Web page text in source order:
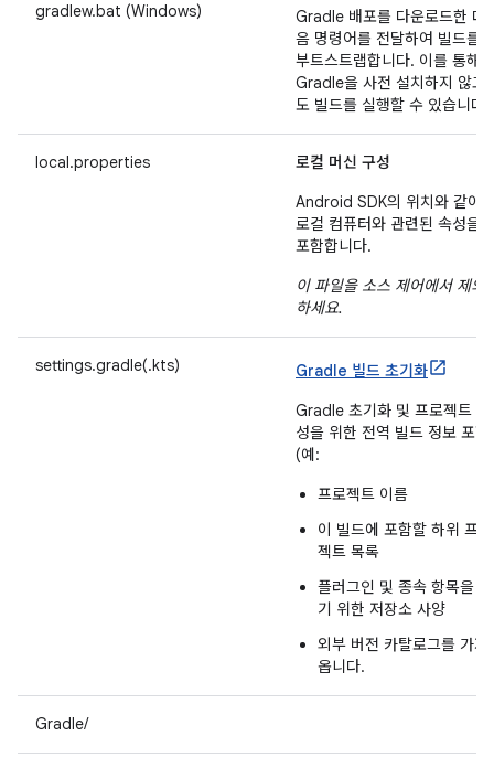
gradlew.bat (Windows)
Gradle 배포를 다운로드한 다
음 명령어를 전달하여 빌드를
부트스트랩합니다. 이를 통해
Gradle을 사전 설치하지 않고
도 빌드를 실행할 수 있습니다.
local.properties
로컬 머신 구성
Android SDK의 위치와 같이
로컬 컴퓨터와 관련된 속성을
포함합니다.
이 파일을 소스 제어에서 제외
하세요.
settings.gradle(.kts)
Gradle 빌드 초기화
Gradle 초기화 및 프로젝트 구
성을 위한 전역 빌드 정보 포함
(예:
프로젝트 이름
이 빌드에 포함할 하위 프로
젝트 목록
플러그인 및 종속 항목을 찾
기 위한 저장소 사양
외부 버전 카탈로그를 가져
옵니다.
Gradle/